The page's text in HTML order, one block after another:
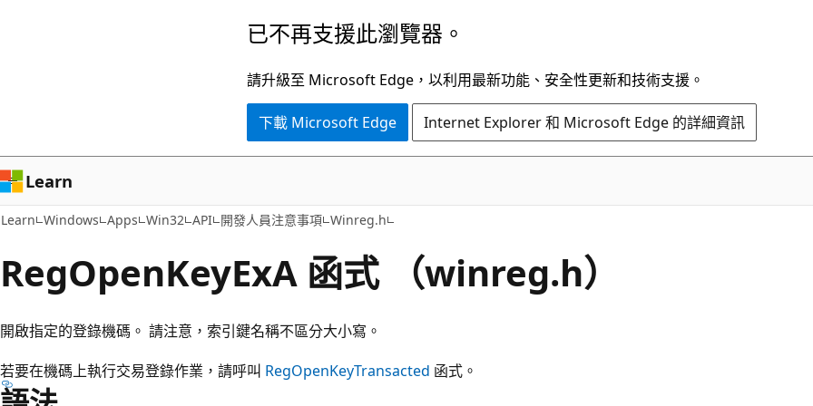
容
已不再支援此瀏覽器。
請升級至 Microsoft Edge，以利用最新功能、安全性更新和技術支援。
下載 Microsoft Edge Internet Explorer 和 Microsoft Edge 的詳細資訊
Learn
Learn Windows Apps Win32 API 開發人員注意事項 Winreg.h
RegOpenKeyExA 函式 （winreg.h）
開啟指定的登錄機碼。 請注意，索引鍵名稱不區分大小寫。
若要在機碼上執行交易登錄作業，請呼叫 RegOpenKeyTransacted 函式。